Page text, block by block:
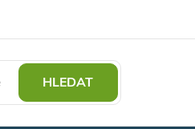
HLEDAT